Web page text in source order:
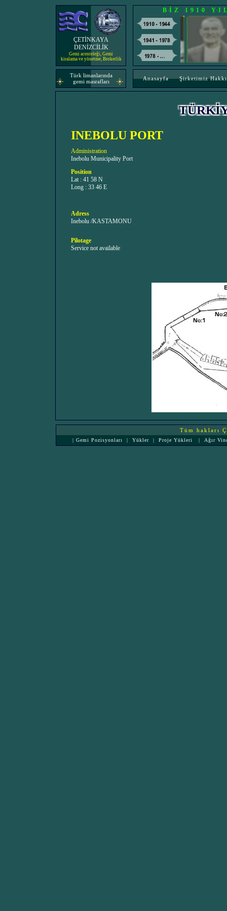
ÇETİNKAYA
DENİZCİLİK
Gemi acenteleği, Gemi
kiralama ve yönetme, Brokerlik
BİZ 1910
Türk limanlarında
gemi masrafları
Anasayfa Şirketimiz
INEBOLU PORT
Administration
Inebolu Municipality Port
Position
Lat : 41 58 N
Long : 33 46 E
Adress
Inebolu /KASTAMONU
Pilotage
Service not available
Tüm hakları
| Gemi Pozisyonları | Yükler | Proje Yükleri | Ağır